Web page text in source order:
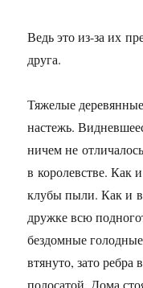
Ведь это из-за их
друга.
Тяжелые
настежь.
ничем не
в королевстве. Как
клубы пыли. Как и
дружке всю
бездомные
втянуто, зато
полосатой. Дома